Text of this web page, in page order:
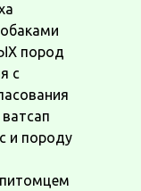
пород
с
и породу